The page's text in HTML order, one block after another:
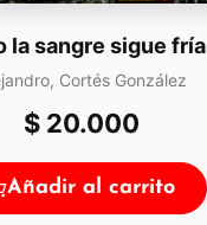
la sangre sigue fría
Cortés González
$ 20.000
Añadir al carrito